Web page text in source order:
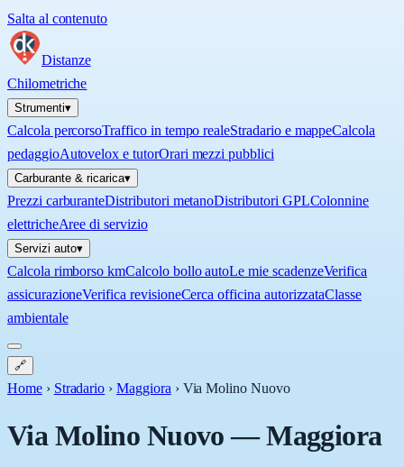
Salta al contenuto
Distanze
Chilometriche
Strumenti▾
Calcola percorsoTraffico in tempo realeStradario e mappeCalcola
pedaggioAutovelox e tutorOrari mezzi pubblici
Carburante & ricarica▾
Prezzi carburanteDistributori metanoDistributori GPLColonnine
elettricheAree di servizio
Servizi auto▾
Calcola rimborso kmCalcolo bollo autoLe mie scadenzeVerifica
assicurazioneVerifica revisioneCerca officina autorizzataClasse
ambientale
🔗
Home › Stradario › Maggiora › Via Molino Nuovo
Via Molino Nuovo—Maggiora